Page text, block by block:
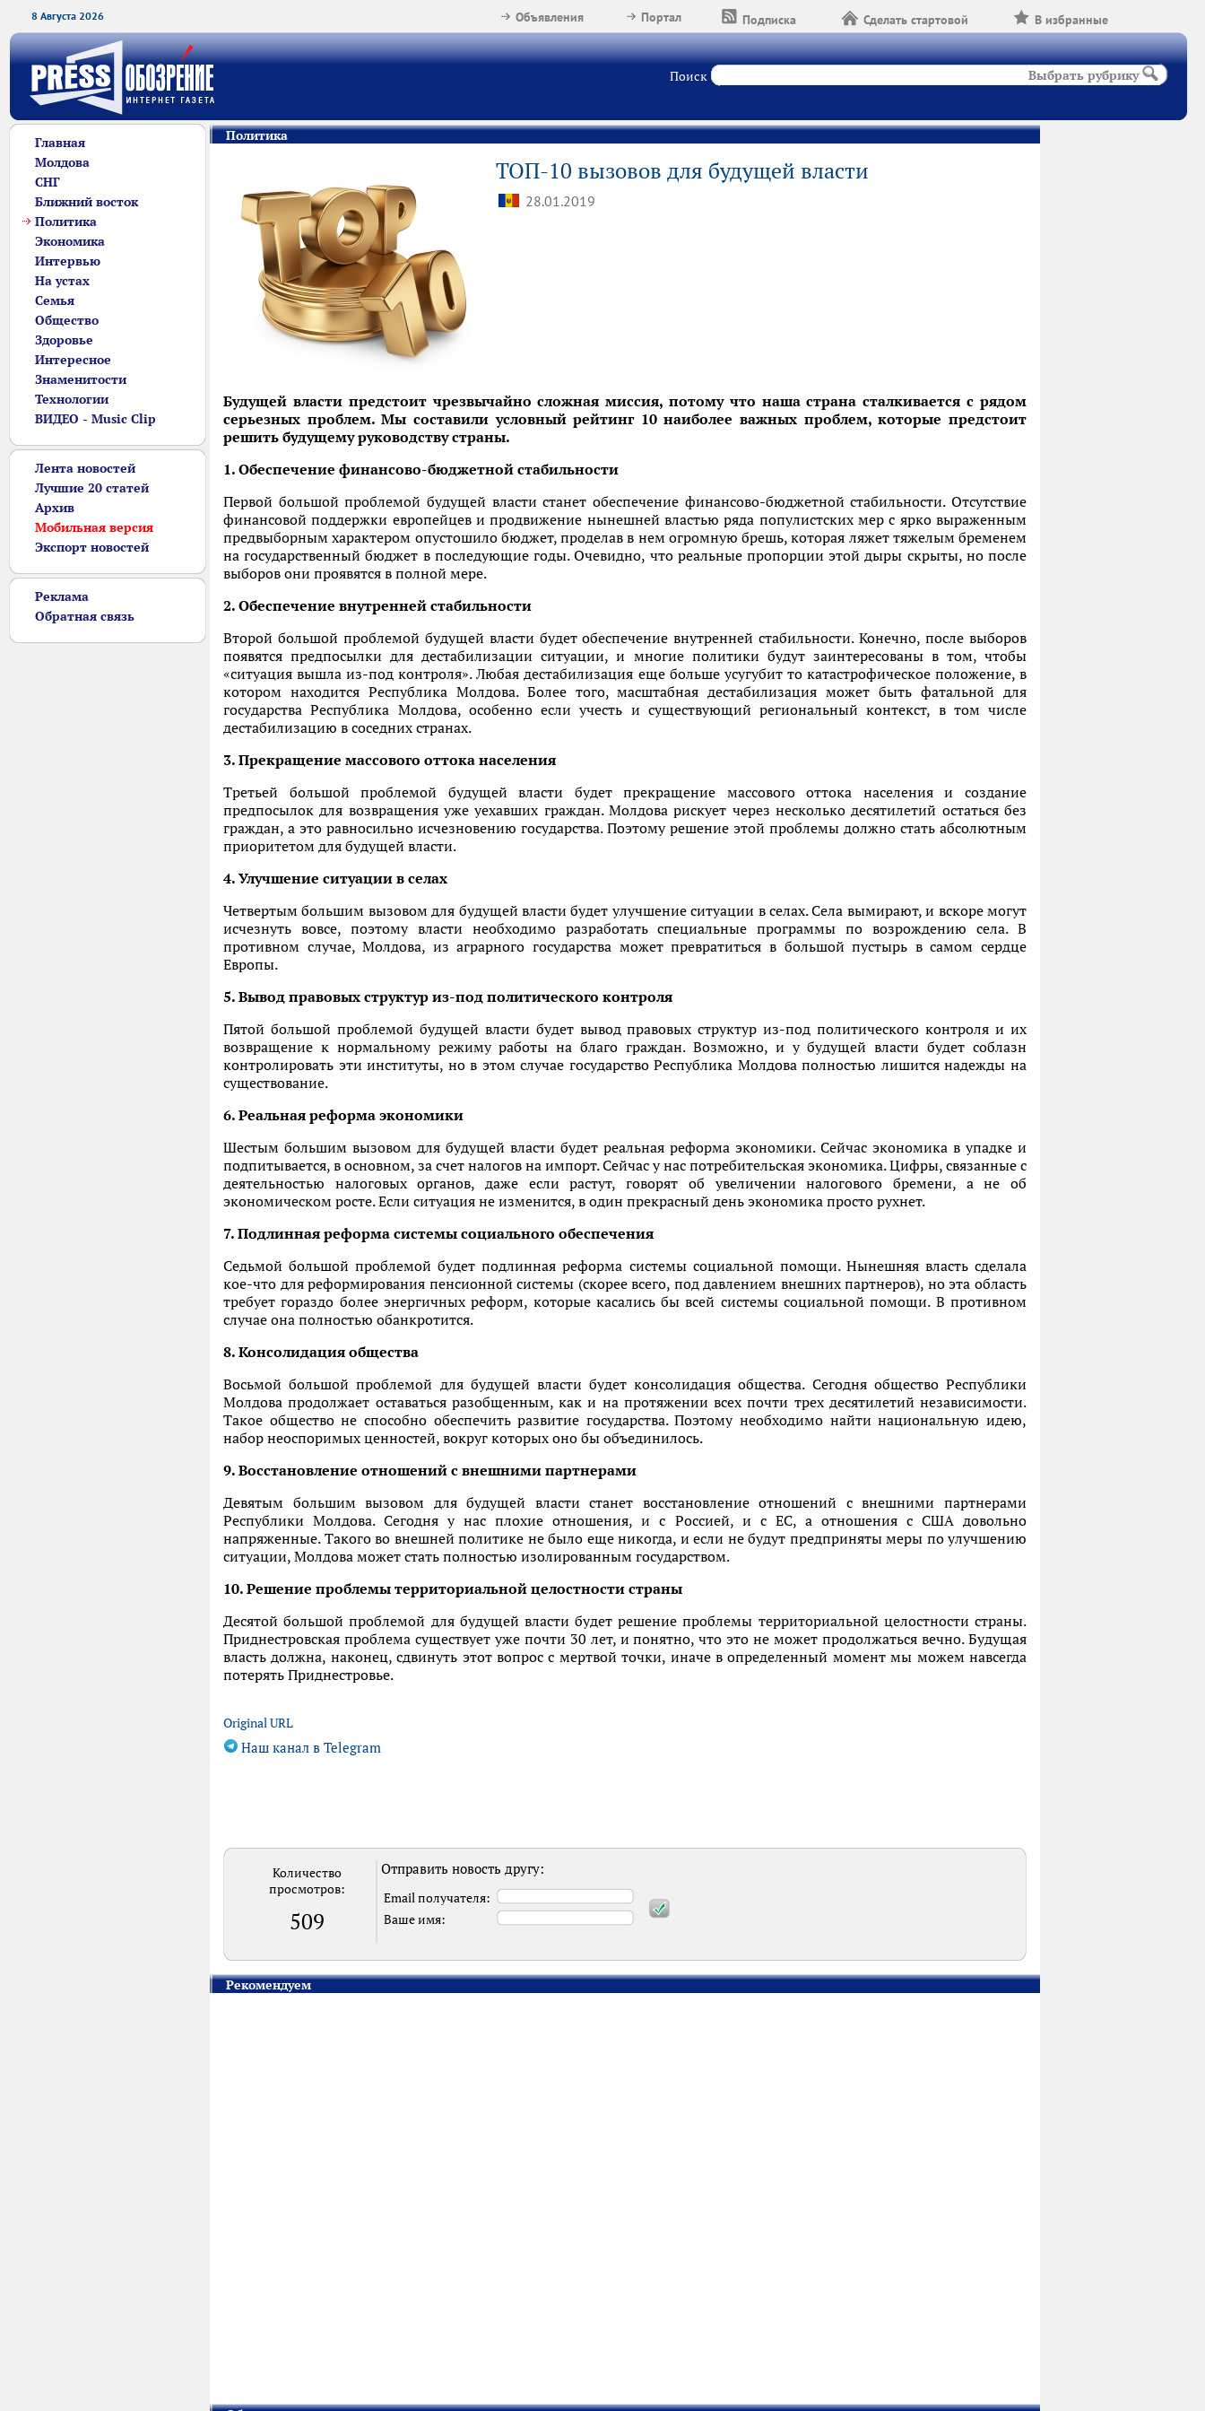
8 Августа 2026 В избранные
Сделать стартовой
Подписка
Портал
Объявления
Поиск Выбрать рубрику
Главная
Молдова
СНГ
Ближний восток
Политика
Экономика
Интервью
На устах
Семья
Общество
Здоровье
Интересное
Знаменитости
Технологии
ВИДЕО - Music Clip
Лента новостей
Лучшие 20 статей
Архив
Мобильная версия
Экспорт новостей
Реклама
Обратная связь
Политика
ТОП-10 вызовов для будущей власти
28.01.2019
Будущей власти предстоит чрезвычайно сложная миссия, потому что наша страна сталкивается с рядом
серьезных проблем. Мы составили условный рейтинг 10 наиболее важных проблем, которые предстоит
решить будущему руководству страны.
1. Обеспечение финансово-бюджетной стабильности
Первой большой проблемой будущей власти станет обеспечение финансово-бюджетной стабильности. Отсутствие
финансовой поддержки европейцев и продвижение нынешней властью ряда популистских мер с ярко выраженным
предвыборным характером опустошило бюджет, проделав в нем огромную брешь, которая ляжет тяжелым бременем
на государственный бюджет в последующие годы. Очевидно, что реальные пропорции этой дыры скрыты, но после
выборов они проявятся в полной мере.
2. Обеспечение внутренней стабильности
Второй большой проблемой будущей власти будет обеспечение внутренней стабильности. Конечно, после выборов
появятся предпосылки для дестабилизации ситуации, и многие политики будут заинтересованы в том, чтобы
«ситуация вышла из-под контроля». Любая дестабилизация еще больше усугубит то катастрофическое положение, в
котором находится Республика Молдова. Более того, масштабная дестабилизация может быть фатальной для
государства Республика Молдова, особенно если учесть и существующий региональный контекст, в том числе
дестабилизацию в соседних странах.
3. Прекращение массового оттока населения
Третьей большой проблемой будущей власти будет прекращение массового оттока населения и создание
предпосылок для возвращения уже уехавших граждан. Молдова рискует через несколько десятилетий остаться без
граждан, а это равносильно исчезновению государства. Поэтому решение этой проблемы должно стать абсолютным
приоритетом для будущей власти.
4. Улучшение ситуации в селах
Четвертым большим вызовом для будущей власти будет улучшение ситуации в селах. Села вымирают, и вскоре могут
исчезнуть вовсе, поэтому власти необходимо разработать специальные программы по возрождению села. В
противном случае, Молдова, из аграрного государства может превратиться в большой пустырь в самом сердце
Европы.
5. Вывод правовых структур из-под политического контроля
Пятой большой проблемой будущей власти будет вывод правовых структур из-под политического контроля и их
возвращение к нормальному режиму работы на благо граждан. Возможно, и у будущей власти будет соблазн
контролировать эти институты, но в этом случае государство Республика Молдова полностью лишится надежды на
существование.
6. Реальная реформа экономики
Шестым большим вызовом для будущей власти будет реальная реформа экономики. Сейчас экономика в упадке и
подпитывается, в основном, за счет налогов на импорт. Сейчас у нас потребительская экономика. Цифры, связанные с
деятельностью налоговых органов, даже если растут, говорят об увеличении налогового бремени, а не об
экономическом росте. Если ситуация не изменится, в один прекрасный день экономика просто рухнет.
7. Подлинная реформа системы социального обеспечения
Седьмой большой проблемой будет подлинная реформа системы социальной помощи. Нынешняя власть сделала
кое-что для реформирования пенсионной системы (скорее всего, под давлением внешних партнеров), но эта область
требует гораздо более энергичных реформ, которые касались бы всей системы социальной помощи. В противном
случае она полностью обанкротится.
8. Консолидация общества
Восьмой большой проблемой для будущей власти будет консолидация общества. Сегодня общество Республики
Молдова продолжает оставаться разобщенным, как и на протяжении всех почти трех десятилетий независимости.
Такое общество не способно обеспечить развитие государства. Поэтому необходимо найти национальную идею,
набор неоспоримых ценностей, вокруг которых оно бы объединилось.
9. Восстановление отношений с внешними партнерами
Девятым большим вызовом для будущей власти станет восстановление отношений с внешними партнерами
Республики Молдова. Сегодня у нас плохие отношения, и с Россией, и с ЕС, а отношения с США довольно
напряженные. Такого во внешней политике не было еще никогда, и если не будут предприняты меры по улучшению
ситуации, Молдова может стать полностью изолированным государством.
10. Решение проблемы территориальной целостности страны
Десятой большой проблемой для будущей власти будет решение проблемы территориальной целостности страны.
Приднестровская проблема существует уже почти 30 лет, и понятно, что это не может продолжаться вечно. Будущая
власть должна, наконец, сдвинуть этот вопрос с мертвой точки, иначе в определенный момент мы можем навсегда
потерять Приднестровье.
Original URL
Наш канал в Telegram
Количество
просмотров:
509
Отправить новость другу:
Email получателя:
Ваше имя:
Рекомендуем